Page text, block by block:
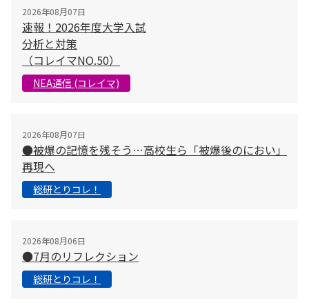
2026年08月07日
速報！2026年度大学入試
分析と対策
（コレイマNO.50）
NEA通信 (コレイマ)
2026年08月07日
●被爆の記憶を残そう…高校生ら「被爆後のにおい」
再現へ
総研とりコレ！
2026年08月06日
●7月のリフレクション
総研とりコレ！